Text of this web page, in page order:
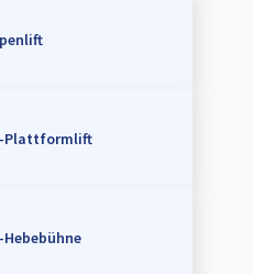
Plattformlift